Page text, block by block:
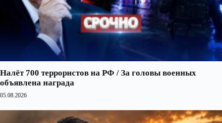
Налёт 700 террористов на РФ / За головы военных
объявлена награда
05.08.2026